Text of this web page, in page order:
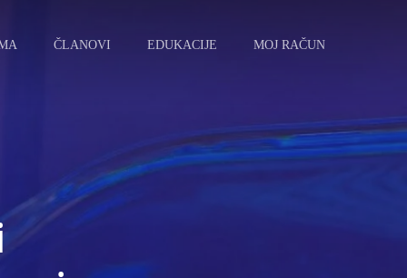
ČLANOVI EDUKACIJE MOJ RAČUN